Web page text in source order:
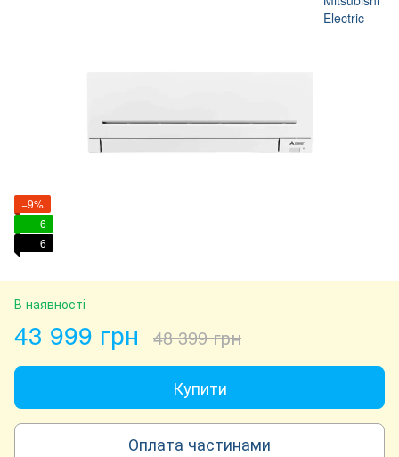
−9%
6
6
В наявності
43 999 грн 48 399 грн
Купити
Оплата частинами